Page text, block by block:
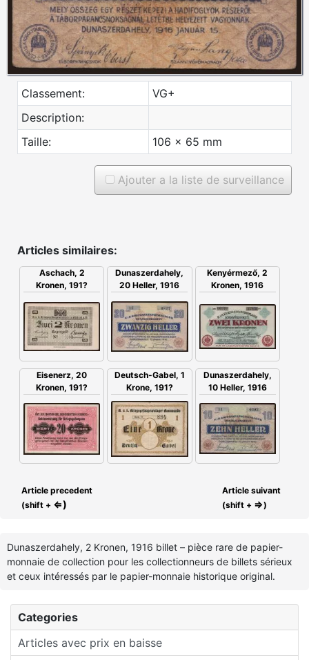
Categories
Articles avec prix en baisse
Classement:
VG+
Description:
Taille:
106 x 65 mm
Ajouter a la liste de surveillance
Articles similaires:
Aschach, 2
Kronen, 191?
Dunaszerdahely,
20 Heller, 1916
Kenyérmező, 2
Kronen, 1916
Eisenerz, 20
Kronen, 191?
Deutsch-Gabel, 1
Krone, 191?
Dunaszerdahely,
10 Heller, 1916
Article precedent
(shift + ⇐)
Article suivant
(shift + ⇒)
Dunaszerdahely, 2 Kronen, 1916 billet – pièce rare de papier-
monnaie de collection pour les collectionneurs de billets sérieux
et ceux intéressés par le papier-monnaie historique original.